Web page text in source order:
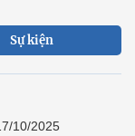
Sự kiện
10/2025